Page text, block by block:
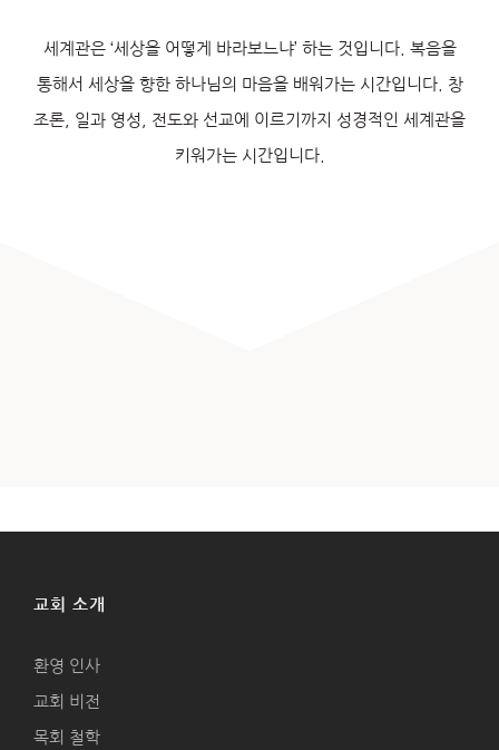
세계관은 ‘세상을 어떻게 바라보느냐’ 하는 것입니다. 복음을
통해서 세상을 향한 하나님의 마음을 배워가는 시간입니다. 창
조론, 일과 영성, 전도와 선교에 이르기까지 성경적인 세계관을
키워가는 시간입니다.
교회 소개
환영 인사
교회 비전
목회 철학